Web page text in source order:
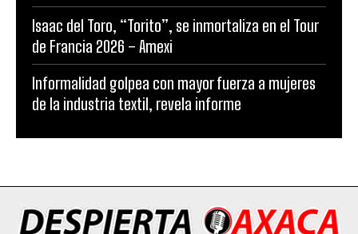
Isaac del Toro, “Torito”, se inmortaliza en el Tour
de Francia 2026 – Amexi
Informalidad golpea con mayor fuerza a mujeres
de la industria textil, revela informe